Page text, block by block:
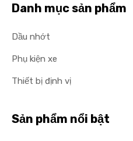
Danh mục sản phẩm
Dầu nhớt
Phụ kiện xe
Thiết bị định vị
Sản phẩm nổi bật